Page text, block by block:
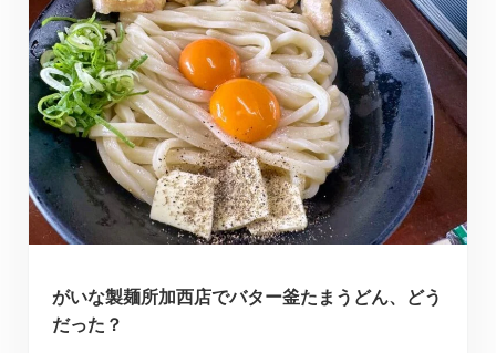
がいな製麺所加西店でバター釜たまうどん、どう
だった？